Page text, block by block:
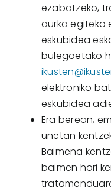
ezabatzeko,
aurka egiteko
eskubidea
bulegoetako
elektroniko
eskubidea
Era berean,
unetan
Baimena
baimen hori